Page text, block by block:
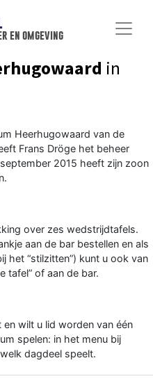
en omgeving
in
Heerhugowaard van de
Frans Dröge het beheer
2015 heeft zijn zoon
over zes wedstrijdtafels.
aan de bar bestellen en als
het “stilzitten”) kunt u ook van
tafel” of aan de bar.
wilt u lid worden van één
spelen: in het menu bij
dagdeel speelt.